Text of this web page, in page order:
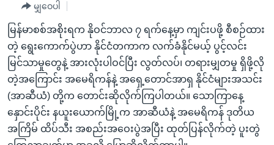
အကြောင်းအရာ
သို့
ကျော်
ကြည့်
ပင်မ
ညွန်း
အစ္စရေး-ပါလက်စတိုင်း
ရပ်ဝန်းတခု လမ်းတခု အလွန်
အင်္ဂလိပ်စာလေ့လာမယ်
အမေရိကန်သုံးအီဒီယံ
မကြေးမုံရဲ့ အင်္ဂလိပ်စာ
ရုပ်ရှင်ထဲက အင်္ဂလိပ်စာ
သုတပဒေသာ အင်္ဂလိပ်စာ
အပတ်စဉ်ကဏ္ဍများ
ရေဒီယို
တီဗွီ
ရေဒီယိုနှင့်ရုပ်သံ အချက်အလက်များ
ရေဒီယို/တီဗွီအစီအစဉ်
Learning English
မျှဝေပါ
မြန်မာစစ်အစိုးရက နိုဝင်ဘာလ ၇ ရက်နေ့မှာ ကျင်းပဖို့ စီစဉ်ထား
တဲ့ ရွေးကောက်ပွဲဟာ နိုင်ငံတကာက လက်ခံနိုင်မယ့် ပွင့်လင်း
မြင်သာမှုတွေနဲ့ အားလုံးပါဝင်ပြီး လွတ်လပ်၊ တရားမျှတမှု ရှိဖို့လို
တဲ့အကြောင်း အမေရိကန်နဲ့ အရှေ့တောင်အာရှ နိုင်ငံများအသင်း
(အာဆီယံ) တို့က တောင်းဆိုလိုက်ကြပါတယ်။ သောကြာနေ့
နှောင်းပိုင်း နယူးယောက်မြို့က အာဆီယံနဲ့ အမေရိကန် ဒုတိယ
အကြိမ် ထိပ်သီး အစည်းအဝေးပွဲအပြီး ထုတ်ပြန်လိုက်တဲ့ ပူးတွဲ